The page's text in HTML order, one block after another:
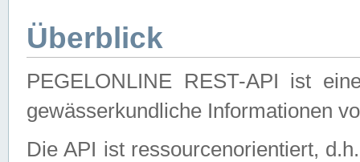
Überblick
PEGELONLINE REST-API ist
gewässerkundliche Informationen
Die API ist ressourcenorientiert,